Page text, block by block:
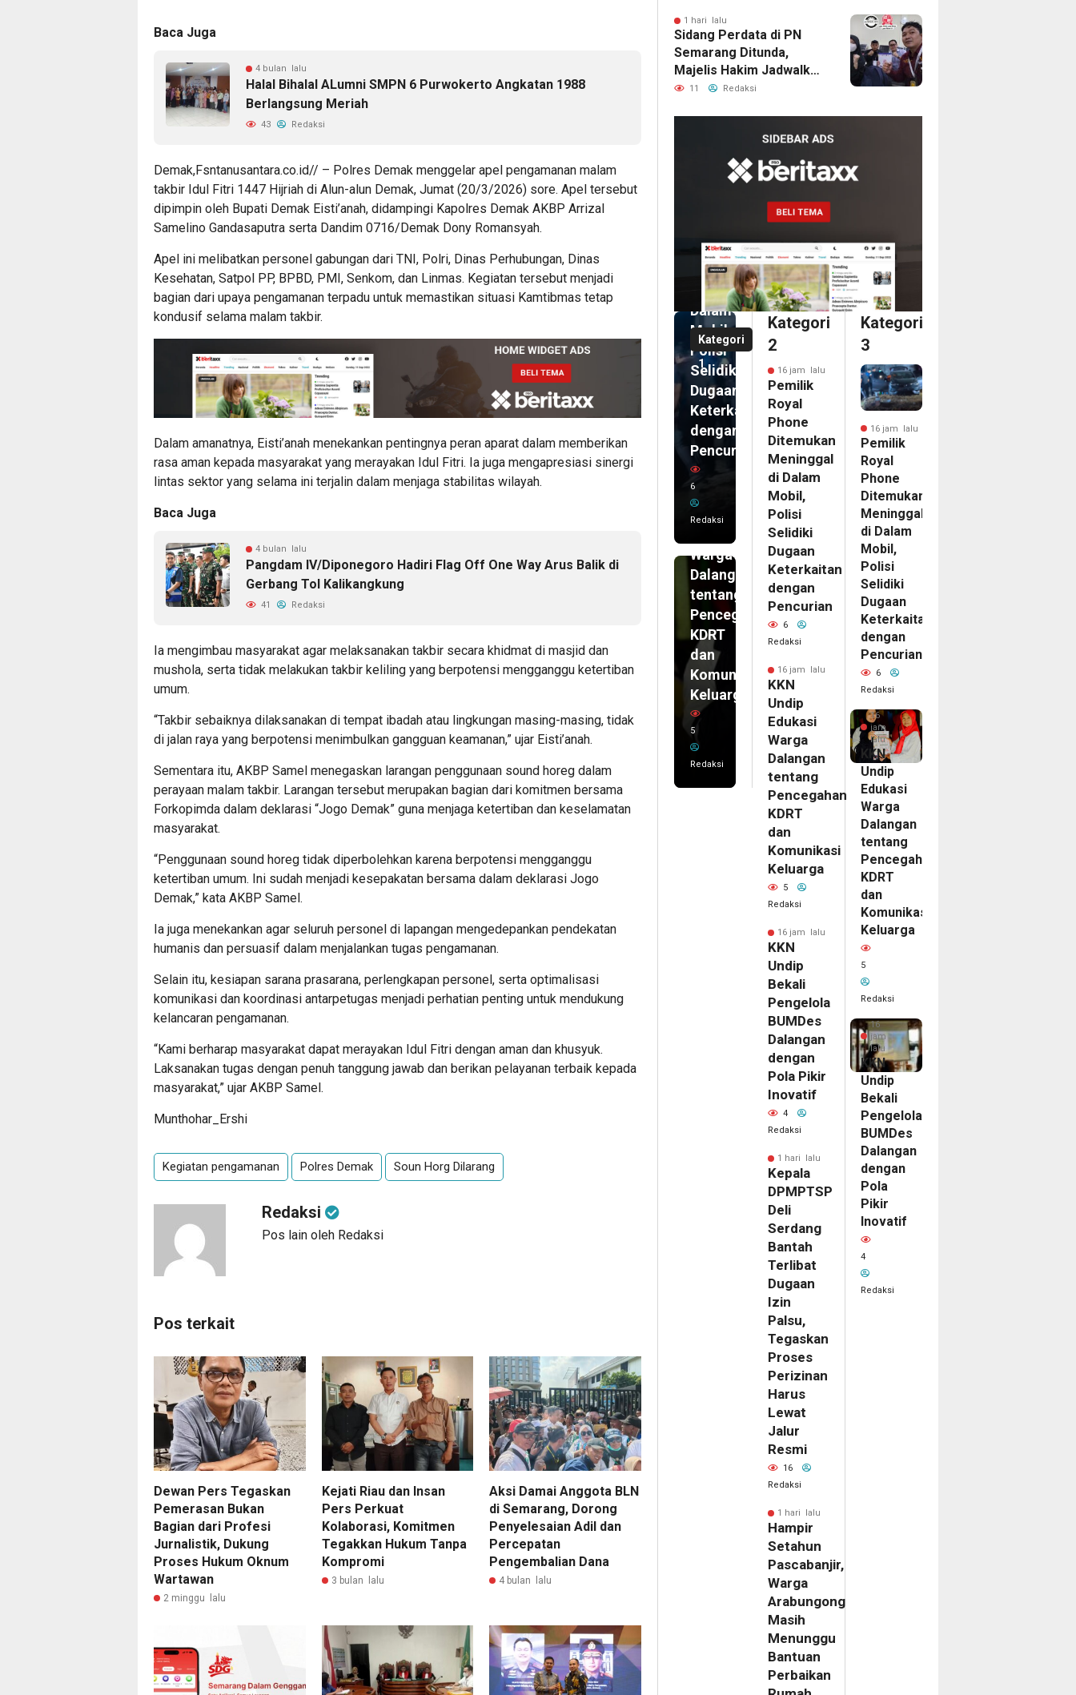
Baca Juga
4 bulan lalu
Halal Bihalal ALumni SMPN 6 Purwokerto Angkatan 1988
Berlangsung Meriah
43 Redaksi
Demak,Fsntanusantara.co.id// – Polres Demak menggelar apel pengamanan malam
takbir Idul Fitri 1447 Hijriah di Alun-alun Demak, Jumat (20/3/2026) sore. Apel tersebut
dipimpin oleh Bupati Demak Eisti’anah, didampingi Kapolres Demak AKBP Arrizal
Samelino Gandasaputra serta Dandim 0716/Demak Dony Romansyah.
Apel ini melibatkan personel gabungan dari TNI, Polri, Dinas Perhubungan, Dinas
Kesehatan, Satpol PP, BPBD, PMI, Senkom, dan Linmas. Kegiatan tersebut menjadi
bagian dari upaya pengamanan terpadu untuk memastikan situasi Kamtibmas tetap
kondusif selama malam takbir.
Dalam amanatnya, Eisti’anah menekankan pentingnya peran aparat dalam memberikan
rasa aman kepada masyarakat yang merayakan Idul Fitri. Ia juga mengapresiasi sinergi
lintas sektor yang selama ini terjalin dalam menjaga stabilitas wilayah.
Baca Juga
4 bulan lalu
Pangdam IV/Diponegoro Hadiri Flag Off One Way Arus Balik di
Gerbang Tol Kalikangkung
41 Redaksi
Ia mengimbau masyarakat agar melaksanakan takbir secara khidmat di masjid dan
mushola, serta tidak melakukan takbir keliling yang berpotensi mengganggu ketertiban
umum.
“Takbir sebaiknya dilaksanakan di tempat ibadah atau lingkungan masing-masing, tidak
di jalan raya yang berpotensi menimbulkan gangguan keamanan,” ujar Eisti’anah.
Sementara itu, AKBP Samel menegaskan larangan penggunaan sound horeg dalam
perayaan malam takbir. Larangan tersebut merupakan bagian dari komitmen bersama
Forkopimda dalam deklarasi “Jogo Demak” guna menjaga ketertiban dan keselamatan
masyarakat.
“Penggunaan sound horeg tidak diperbolehkan karena berpotensi mengganggu
ketertiban umum. Ini sudah menjadi kesepakatan bersama dalam deklarasi Jogo
Demak,” kata AKBP Samel.
Ia juga menekankan agar seluruh personel di lapangan mengedepankan pendekatan
humanis dan persuasif dalam menjalankan tugas pengamanan.
Selain itu, kesiapan sarana prasarana, perlengkapan personel, serta optimalisasi
komunikasi dan koordinasi antarpetugas menjadi perhatian penting untuk mendukung
kelancaran pengamanan.
“Kami berharap masyarakat dapat merayakan Idul Fitri dengan aman dan khusyuk.
Laksanakan tugas dengan penuh tanggung jawab dan berikan pelayanan terbaik kepada
masyarakat,” ujar AKBP Samel.
Munthohar_Ershi
Kegiatan pengamanan Polres Demak Soun Horg Dilarang
Redaksi
Pos lain oleh Redaksi
Pos terkait
Dewan Pers Tegaskan
Pemerasan Bukan
Bagian dari Profesi
Jurnalistik, Dukung
Proses Hukum Oknum
Wartawan
2 minggu lalu
Kejati Riau dan Insan
Pers Perkuat
Kolaborasi, Komitmen
Tegakkan Hukum Tanpa
Kompromi
3 bulan lalu
Aksi Damai Anggota BLN
di Semarang, Dorong
Penyelesaian Adil dan
Percepatan
Pengembalian Dana
4 bulan lalu
Diamankan
1 hari lalu
Sidang Perdata di PN
Semarang Ditunda,
Majelis Hakim Jadwalkan
Pemanggilan Ulang BPR
11 Redaksi
Kategori
1
Ditemukan
Meninggal
Dalam
Mobil,
Polisi
Selidiki
Dugaan
Keterkaitan
dengan
Pencurian
6
Redaksi
16
jam
KKN
Undip
Edukasi
Warga
Dalangan
tentang
Pencegahan
KDRT
dan
Komunikasi
Keluarga
5
Redaksi
Kategori
2
16 jam lalu
Pemilik
Royal
Phone
Ditemukan
Meninggal
di Dalam
Mobil,
Polisi
Selidiki
Dugaan
Keterkaitan
dengan
Pencurian
6
Redaksi
16 jam lalu
KKN
Undip
Edukasi
Warga
Dalangan
tentang
Pencegahan
KDRT
dan
Komunikasi
Keluarga
5
Redaksi
16 jam lalu
KKN
Undip
Bekali
Pengelola
BUMDes
Dalangan
dengan
Pola Pikir
Inovatif
4
Redaksi
1 hari lalu
Kepala
DPMPTSP
Deli
Serdang
Bantah
Terlibat
Dugaan
Izin
Palsu,
Tegaskan
Proses
Perizinan
Harus
Lewat
Jalur
Resmi
16
Redaksi
1 hari lalu
Hampir
Setahun
Pascabanjir,
Warga
Arabungong
Masih
Menunggu
Bantuan
Perbaikan
Kategori
3
16 jam lalu
Pemilik
Royal
Phone
Ditemukan
Meninggal
di Dalam
Mobil,
Polisi
Selidiki
Dugaan
Keterkaitan
dengan
Pencurian
6
Redaksi
16
jam
lalu
KKN
Undip
Edukasi
Warga
Dalangan
tentang
Pencegahan
KDRT
dan
Komunikasi
Keluarga
5
Redaksi
16
jam
lalu
KKN
Undip
Bekali
Pengelola
BUMDes
Dalangan
dengan
Pola
Pikir
Inovatif
4
Redaksi